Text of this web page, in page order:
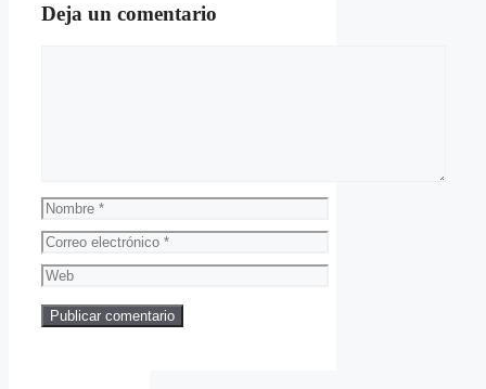
Deja un comentario
Nombre
Correo
electrónico
Web